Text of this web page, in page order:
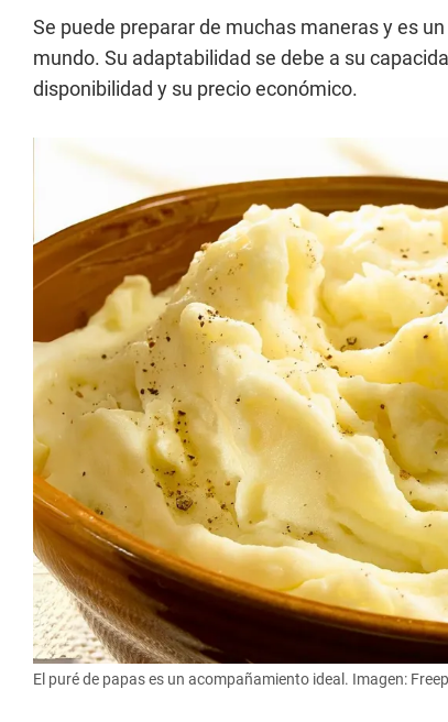
Se puede preparar de muchas maneras y es
mundo. Su adaptabilidad se debe a su
disponibilidad y su precio económico.
El puré de papas es un acompañamiento ideal. Imagen: